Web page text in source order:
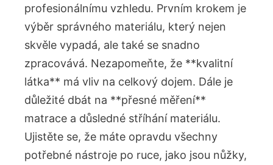
profesionálnímu vzhledu. Prvním krokem je
výběr správného materiálu, který nejen
skvěle vypadá, ale také se snadno
zpracovává. Nezapomeňte, že **kvalitní
látka** má vliv na celkový dojem. Dále je
důležité dbát na **přesné měření**
matrace a důsledné stříhání materiálu.
Ujistěte se, že máte opravdu všechny
potřebné nástroje po ruce, jako jsou nůžky,